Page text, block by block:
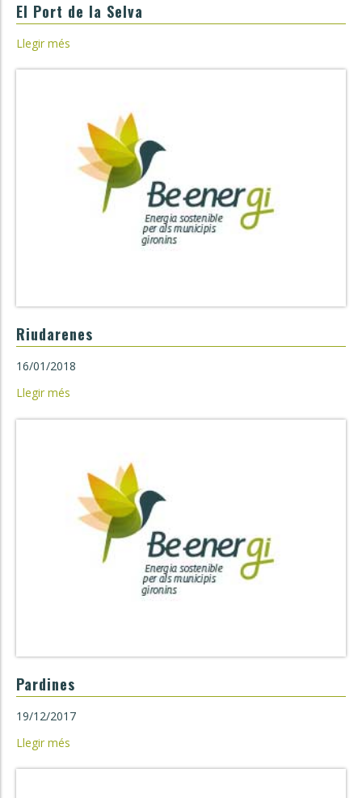
El Port de la Selva
Llegir més
Riudarenes
16/01/2018
Llegir més
Pardines
19/12/2017
Llegir més